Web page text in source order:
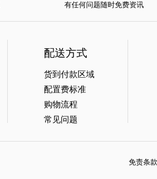
有任何问题随时免费资讯
配送方式
货到付款区域
配置费标准
购物流程
常见问题
免责条款